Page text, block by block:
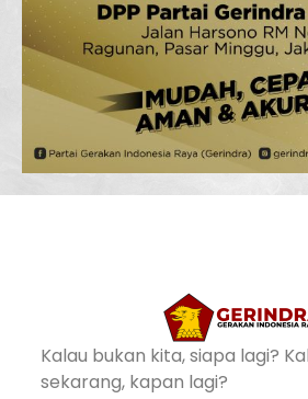
Kalau bukan kita, siapa lagi?
sekarang, kapan lagi?